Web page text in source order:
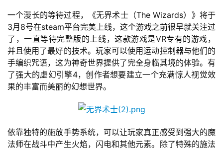
首
页
原
创
一个漫长的等待过程，《无界术士（The Wizards）》将于
3月8号在steam平台完美上线，这个游戏之前很早就关注过
了，一直等待完整版的上线，这款游戏是VR专有的游戏，
并且使用了最好的技术。玩家可以使用运动控制器与他们的
手编织咒语，这为神奇世界提供了完全身临其境的体验。有
了强大的虚幻引擎4，创作者想要建立一个充满惊人视觉效
果的丰富而美丽的幻想世界。
依靠独特的施放手势系统，可以让玩家真正感受到强大的魔
法师在战斗中产生火焰，闪电和其他元素。除了特殊的施法